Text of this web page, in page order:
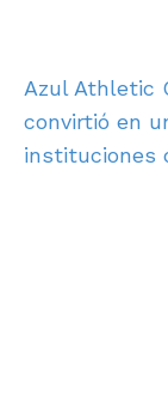
Azul Athletic
convirtió en
instituciones